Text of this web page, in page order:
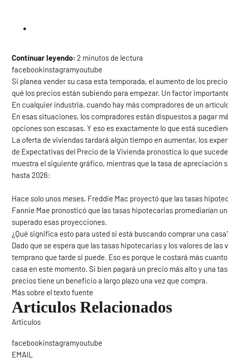
Continuar leyendo: 2 minutos de lectura
facebookinstagramyoutube
Si planea vender su casa esta temporada, el aumento de los
qué los precios están subiendo para empezar. Un factor
En cualquier industria, cuando hay más compradores de un
En esas situaciones, los compradores están dispuestos a pagar
opciones son escasas. Y eso es exactamente lo que está
La oferta de viviendas tardará algún tiempo en aumentar, los
de Expectativas del Precio de la Vivienda pronostica lo que
muestra el siguiente gráfico, mientras que la tasa de apreciación
hasta 2026:
Hace solo unos meses, Freddie Mac proyectó que las tasas
Fannie Mae pronosticó que las tasas hipotecarias promediarían
superado esas proyecciones.
¿Qué significa esto para usted si está buscando comprar una
Dado que se espera que las tasas hipotecarias y los valores de
temprano que tarde si puede. Eso es porque le costará más
casa en este momento. Si bien pagará un precio más alto y una
precios tiene un beneficio a largo plazo una vez que compra.
Más sobre el texto fuente
Articulos Relacionados
Articulos
facebookinstagramyoutube
EMAIL